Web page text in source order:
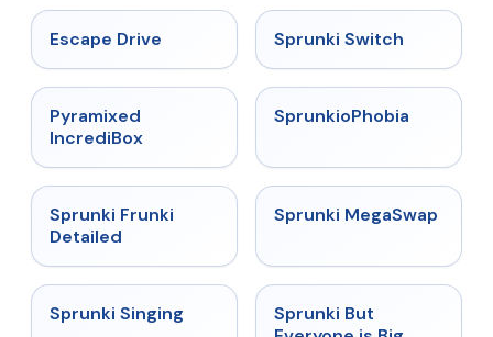
Escape Drive ★
Sprunki Switch
Pyramixed
IncrediBox
★
SprunkioPhobia
★
Sprunki Frunki
Detailed
★ 4.5
Sprunki MegaSwap
★
Sprunki Singing
Sprunki But